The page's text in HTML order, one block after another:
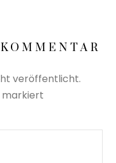
veröffentlicht.
markiert